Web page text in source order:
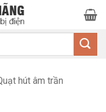
hút âm trần